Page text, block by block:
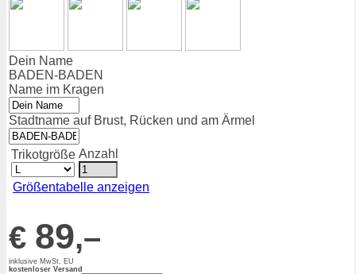
Dein Name
BADEN-BADEN
Name im Kragen
Stadtname auf Brust, Rücken und am Ärmel
Trikotgröße Anzahl
Größentabelle anzeigen
€ 89,–
inklusive MwSt. EU
kostenloser Versand